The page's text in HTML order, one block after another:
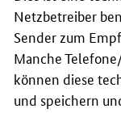
Netzbetreiber
Sender zum
Manche
können diese
und speichern